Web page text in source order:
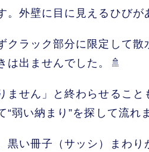
。外壁に目に見えるひび
クラック部分に限定して
は出ませんでした。🚿
ません」と終わらせるこ
“弱い納まり”を探して流れ
黒い冊子（サッシ）まわ